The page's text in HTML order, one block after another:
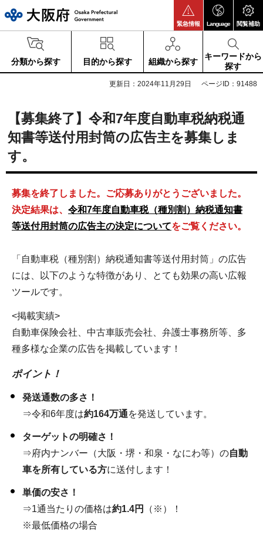
緊急情報 Language 閲覧補助
分類から探す 目的から探す 組織から探す
キーワードから
探す
更新日：2024年11月29日 ページID：91488
【募集終了】令和7年度自動車税納税通
知書等送付用封筒の広告主を募集しま
す。
募集を終了しました。ご応募ありがとうございました。
決定結果は、 令和7年度自動車税（種別割）納税通知書
等送付用封筒の広告主の決定についてをご覧ください。
「自動車税（種別割）納税通知書等送付用封筒」の広告
には、以下のような特徴があり、とても効果の高い広報
ツールです。
<掲載実績>
自動車保険会社、中古車販売会社、弁護士事務所等、多
種多様な企業の広告を掲載しています！
ポイント！
発送通数の多さ！
⇒令和6年度は約164万通を発送しています。
ターゲットの明確さ！
⇒府内ナンバー（大阪・堺・和泉・なにわ等）の自動
車を所有している方に送付します！
単価の安さ！
⇒1通当たりの価格は約1.4円
（※）！
※最低価格の場合